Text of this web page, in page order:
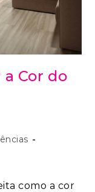
Cor do
como a cor